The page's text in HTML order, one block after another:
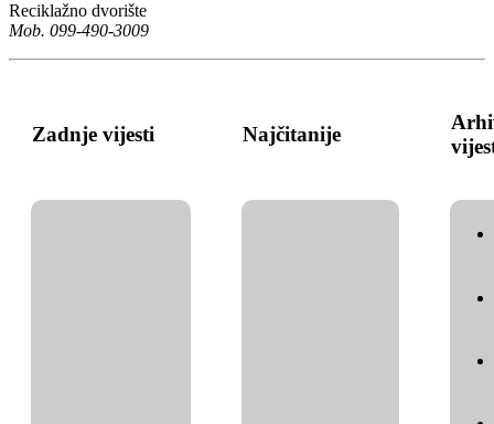
Reciklažno dvorište
Mob. 099-490-3009
Zadnje vijesti Najčitanije